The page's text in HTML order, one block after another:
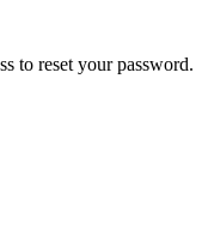
to reset your password.